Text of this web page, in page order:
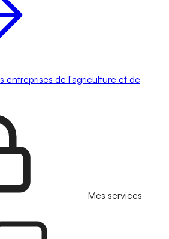
entreprises de l'agriculture et de
Mes services